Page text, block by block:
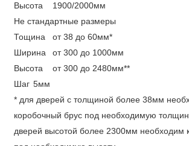
Высота
1900/2000мм
Не стандартные размеры
Тощина
от 38 до 60мм*
Ширина
от 300 до 1000мм
Высота
от 300 до 2480мм**
Шаг 5мм
* для дверей с толщиной более 38мм
коробочный брус под необходимую
дверей высотой более 2300мм необходим